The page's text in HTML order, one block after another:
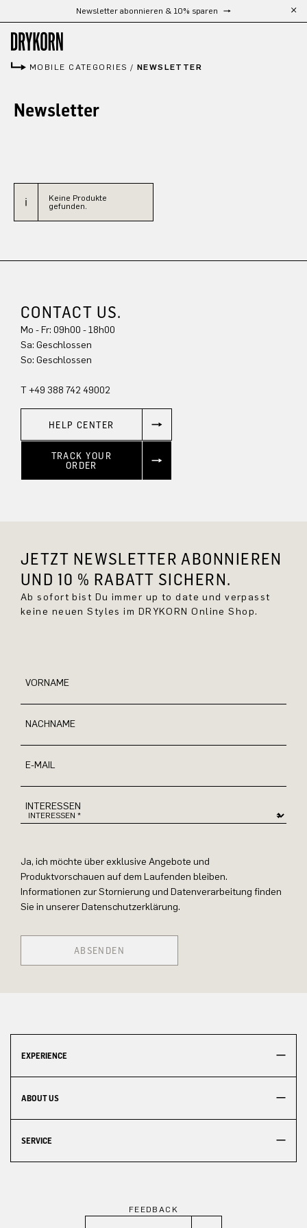
Zum Hauptinhalt springenNewsletter abonnieren & 10% sparen
MOBILE CATEGORIES / NEWSLETTER
Newsletter
Keine Produkte
gefunden.
CONTACT US.
Mo - Fr: 09h00 - 18h00
Sa: Geschlossen
So: Geschlossen
T +49 388 742 49002
HELP CENTER
TRACK YOUR
ORDER
JETZT NEWSLETTER ABONNIEREN
UND 10 % RABATT SICHERN.
Ab sofort bist Du immer up to date und verpasst
keine neuen Styles im DRYKORN Online Shop.
VORNAME
NACHNAME
E-MAIL
INTERESSEN
Ja, ich möchte über exklusive Angebote und
Produktvorschauen auf dem Laufenden bleiben.
Informationen zur Stornierung und Datenverarbeitung finden
Sie in unserer Datenschutzerklärung.
ABSENDEN
EXPERIENCE
ABOUT US
SERVICE
FEEDBACK